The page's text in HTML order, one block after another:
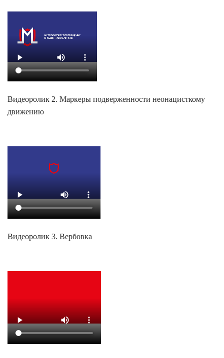
Видеоролик 2. Маркеры подверженности неонацисткому
движению
Видеоролик 3. Вербовка